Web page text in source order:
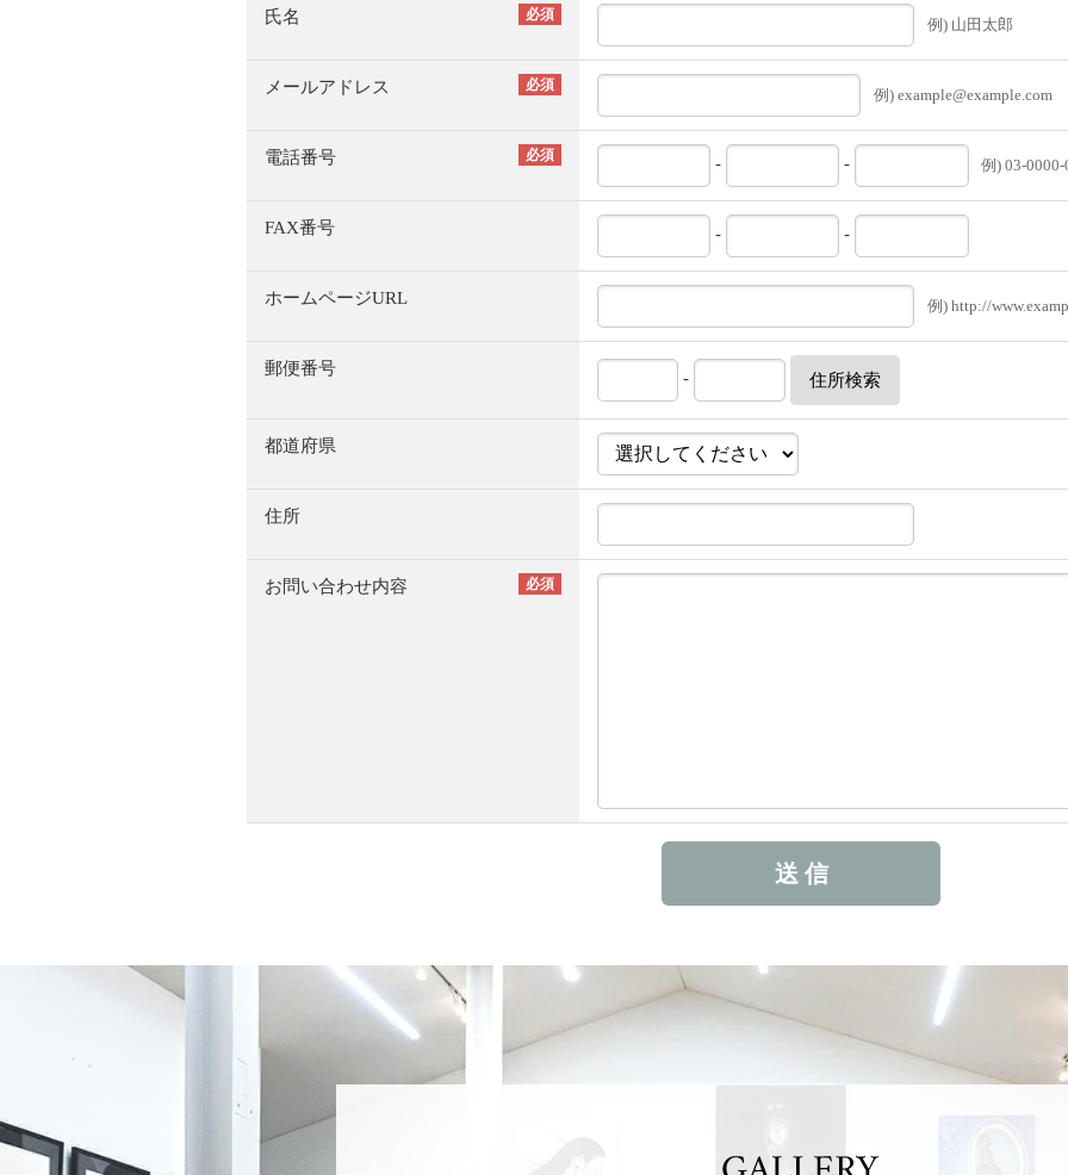
氏名 例) 山田太郎
メールアドレス 例) example@example.com
電話番号 - - 例) 03-0000-
FAX番号 - -
ホームページURL 例) http://
郵便番号
- 住所検索
都道府県
住所
お問い合わせ内容